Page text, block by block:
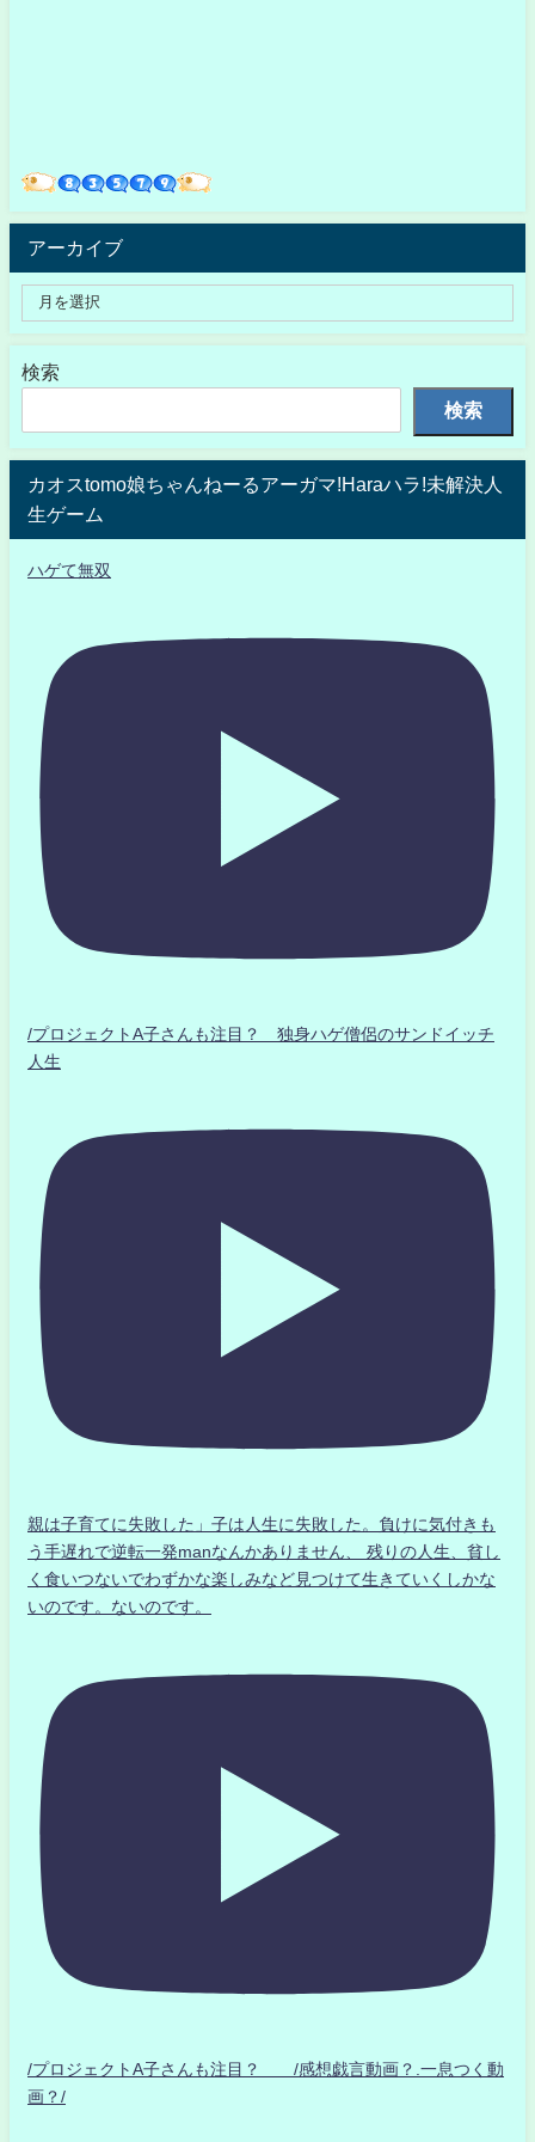
アーカイブ
検索
検索
カオスtomo娘ちゃんねーるアーガマ!Haraハラ!未解決人
生ゲーム
ハゲて無双
/プロジェクトA子さんも注目？ 独身ハゲ僧侶のサンドイッチ
人生
親は子育てに失敗した」子は人生に失敗した。負けに気付きも
う手遅れで逆転一発manなんかありません、 残りの人生、貧し
く食いつないでわずかな楽しみなど見つけて生きていくしかな
いのです。ないのです。
/プロジェクトA子さんも注目？ /感想戯言動画？.一息つく動
画？/